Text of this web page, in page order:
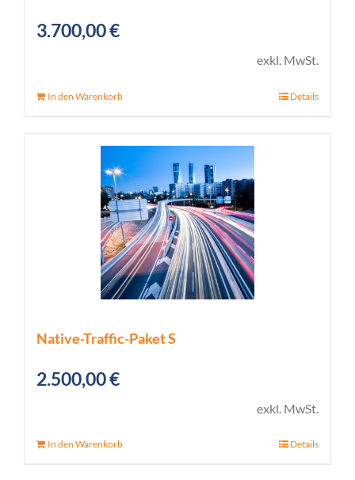
3.700,00€
exkl. MwSt.
In den Warenkorb Details
Native-Traffic-Paket S
2.500,00€
exkl. MwSt.
In den Warenkorb Details